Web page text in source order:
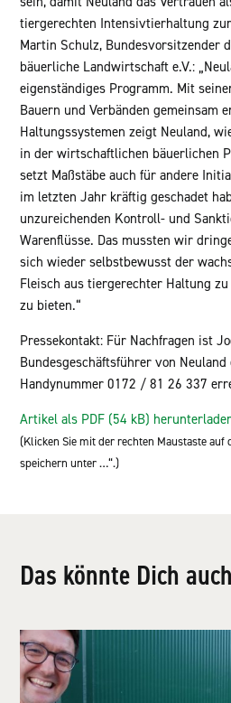
tiergerechten Intensivtierhaltung
Martin Schulz, Bundesvorsitzender
bäuerliche Landwirtschaft e.V.:
eigenständiges Programm. Mit
Bauern und Verbänden gemeinsam
Haltungssystemen zeigt Neuland,
in der wirtschaftlichen bäuerlichen
setzt Maßstäbe auch für andere
im letzten Jahr kräftig geschadet
unzureichenden Kontroll- und
Warenflüsse. Das mussten wir
sich wieder selbstbewusst der
Fleisch aus tiergerechter Haltung
zu bieten.“
Pressekontakt: Für Nachfragen ist
Bundesgeschäftsführer von Neuland
Handynummer 0172 / 81 26 337
Artikel als PDF (54 kB)
(Klicken Sie mit der rechten Maustaste auf
speichern unter …“.)
Das könnte Dich